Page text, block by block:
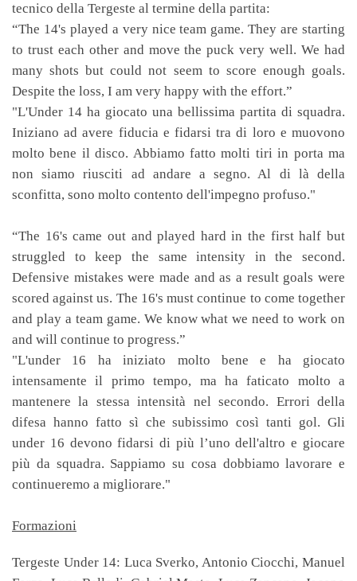
tecnico della Tergeste al termine della partita:
“The 14's played a very nice team game. They are starting
to trust each other and move the puck very well. We had
many shots but could not seem to score enough goals.
Despite the loss, I am very happy with the effort.”
"L'Under 14 ha giocato una bellissima partita di squadra.
Iniziano ad avere fiducia e fidarsi tra di loro e muovono
molto bene il disco. Abbiamo fatto molti tiri in porta ma
non siamo riusciti ad andare a segno. Al di là della
sconfitta, sono molto contento dell'impegno profuso."
“The 16's came out and played hard in the first half but
struggled to keep the same intensity in the second.
Defensive mistakes were made and as a result goals were
scored against us. The 16's must continue to come together
and play a team game. We know what we need to work on
and will continue to progress.”
"L'under 16 ha iniziato molto bene e ha giocato
intensamente il primo tempo, ma ha faticato molto a
mantenere la stessa intensità nel secondo. Errori della
difesa hanno fatto sì che subissimo così tanti gol. Gli
under 16 devono fidarsi di più l’uno dell'altro e giocare
più da squadra. Sappiamo su cosa dobbiamo lavorare e
continueremo a migliorare."
Formazioni
Tergeste Under 14: Luca Sverko, Antonio Ciocchi, Manuel